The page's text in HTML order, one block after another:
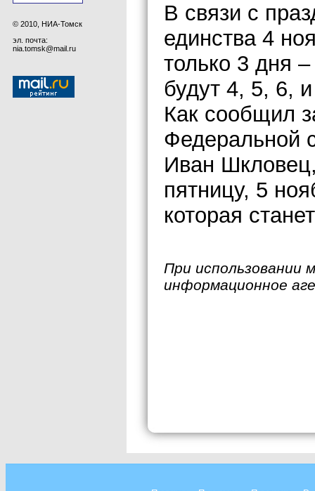
© 2010, НИА-Томск
эл. почта:
nia.tomsk@mail.ru
В связи с
единства 4
только 3 дня
будут 4, 5, 6,
Как сообщил
Федеральной
Иван
пятницу, 5
которая
При использовании
информационное